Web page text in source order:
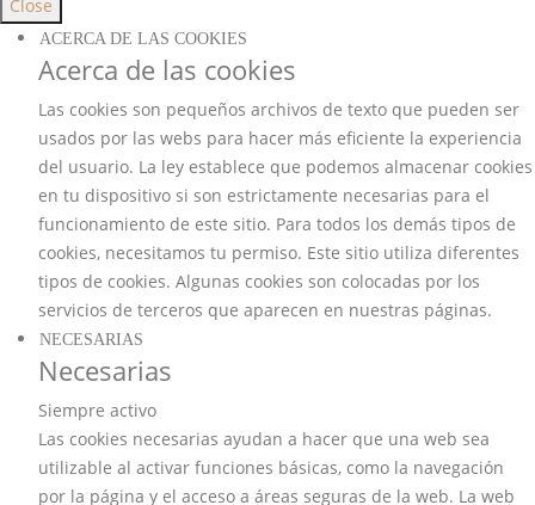
Close
ACERCA DE LAS COOKIES
Acerca de las cookies
Las cookies son pequeños archivos de texto que pueden ser
usados por las webs para hacer más eficiente la experiencia
del usuario. La ley establece que podemos almacenar cookies
en tu dispositivo si son estrictamente necesarias para el
funcionamiento de este sitio. Para todos los demás tipos de
cookies, necesitamos tu permiso. Este sitio utiliza diferentes
tipos de cookies. Algunas cookies son colocadas por los
servicios de terceros que aparecen en nuestras páginas.
NECESARIAS
Necesarias
Siempre activo
Las cookies necesarias ayudan a hacer que una web sea
utilizable al activar funciones básicas, como la navegación
por la página y el acceso a áreas seguras de la web. La web